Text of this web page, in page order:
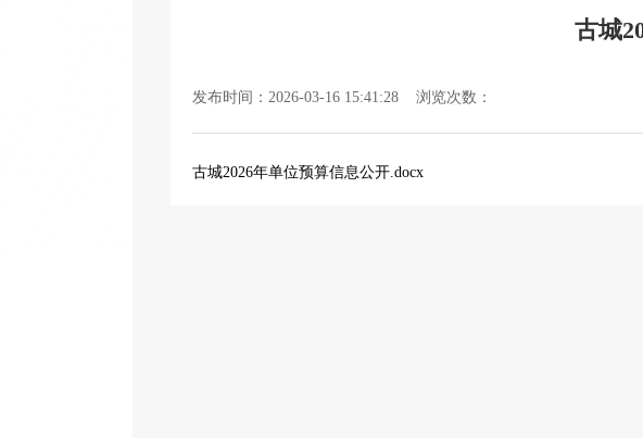
古城
发布时间：2026-03-16 15:41:28 浏览次数：
古城2026年单位预算信息公开.docx